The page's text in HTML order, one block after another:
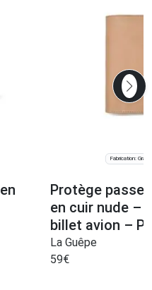
Fabrication:
Protège
en cuir nude –
billet avion –
La Guêpe
59€